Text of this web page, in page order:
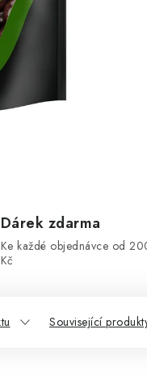
Dárek zdarma
Ke každé objednávce od
Kč
Související